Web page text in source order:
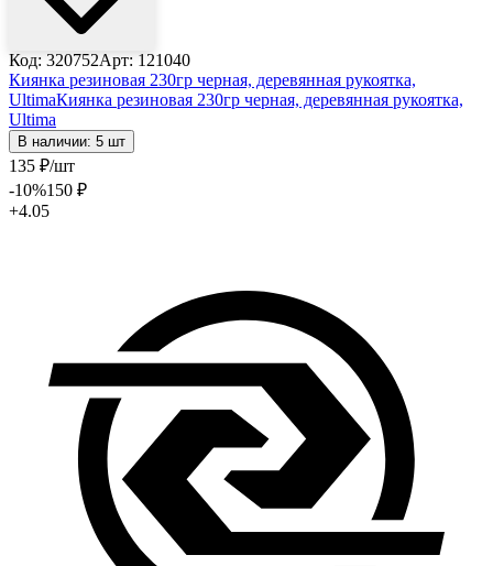
Код: 320752Арт: 121040
Киянка резиновая 230гр черная, деревянная рукоятка,
UltimaКиянка резиновая 230гр черная, деревянная рукоятка,
Ultima
В наличии: 5 шт
135 ₽/шт
-10%150 ₽
+4.05